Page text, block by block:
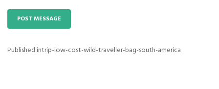
Navigazione
Published intrip-low-cost-wild-traveller-bag-south-america